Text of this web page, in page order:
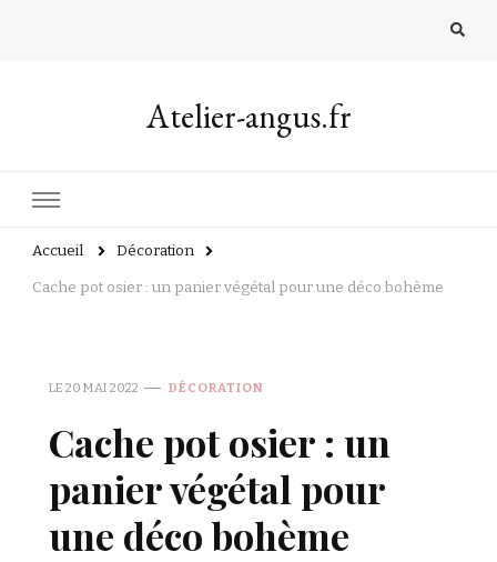
Atelier-angus.fr
Accueil Décoration
Cache pot osier : un panier végétal pour une déco bohème
LE 20 MAI 2022 DÉCORATION
Cache pot osier : un
panier végétal pour
une déco bohème